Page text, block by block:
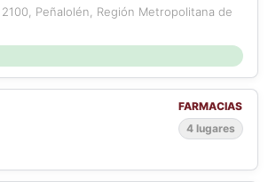
Peñalolén, Región Metropolitana de
FARMACIAS
4 lugares